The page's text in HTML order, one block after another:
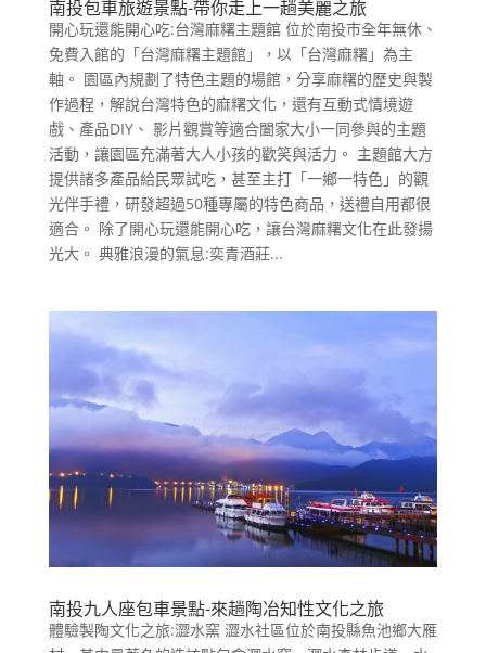
南投包車旅遊景點-帶你走上一趟美麗之旅
開心玩還能開心吃:台灣麻糬主題館 位於南投市全年無休、
免費入館的「台灣麻糬主題館」，以「台灣麻糬」為主
軸。 園區內規劃了特色主題的場館，分享麻糬的歷史與製
作過程，解說台灣特色的麻糬文化，還有互動式情境遊
戲、產品DIY、 影片觀賞等適合闔家大小一同參與的主題
活動，讓園區充滿著大人小孩的歡笑與活力。 主題館大方
提供諸多產品給民眾試吃，甚至主打「一鄉一特色」的觀
光伴手禮，研發超過50種專屬的特色商品，送禮自用都很
適合。 除了開心玩還能開心吃，讓台灣麻糬文化在此發揚
光大。 典雅浪漫的氣息:奕青酒莊...
南投九人座包車景點-來趟陶冶知性文化之旅
體驗製陶文化之旅:澀水窯 澀水社區位於南投縣魚池鄉大雁